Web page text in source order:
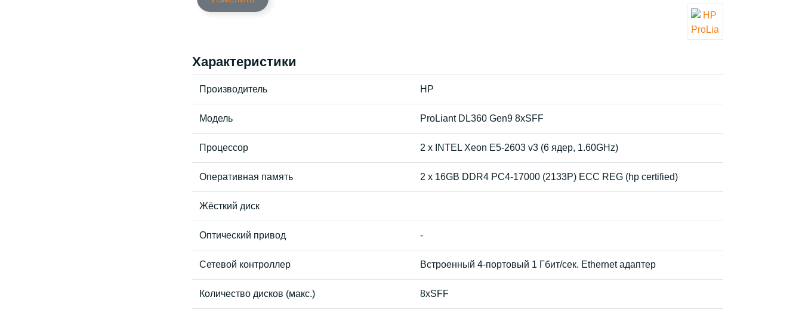
Характеристики
Производитель HP
Модель ProLiant DL360 Gen9 8xSFF
Процессор 2 x INTEL Xeon E5-2603 v3 (6 ядер, 1.60GHz)
Оперативная память 2 x 16GB DDR4 PC4-17000 (2133P) ECC REG (hp certified)
Жёсткий диск
Оптический привод -
Сетевой контроллер Встроенный 4-портовый 1 Гбит/сек. Ethernet адаптер
Количество дисков (макс.) 8хSFF